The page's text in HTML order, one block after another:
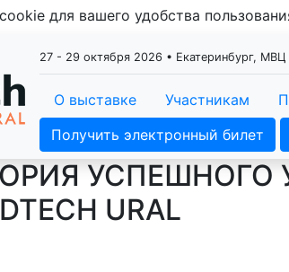
для вашего удобства
27 - 29 октября 2026 • Екатеринбург,
О выставке Участникам
Получить электронный билет
УСПЕШНОГО
URAL